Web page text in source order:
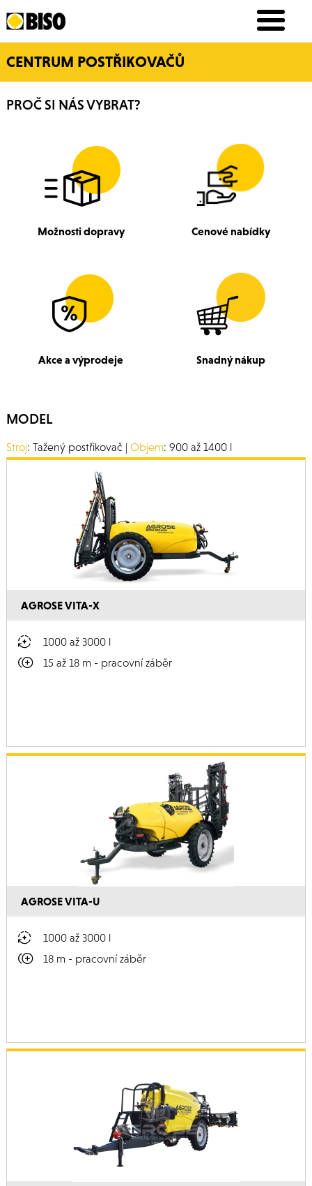
CENTRUM POSTŘIKOVAČŮ
PROČ SI NÁS VYBRAT?
Možnosti dopravy Cenové nabídky
Akce a výprodeje Snadný nákup
MODEL
Stroj: Tažený postřikovač | Objem: 900 až 1400 l
AGROSE VITA-X
1000 až 3000 l
15 až 18 m - pracovní záběr
AGROSE VITA-U
1000 až 3000 l
18 m - pracovní záběr